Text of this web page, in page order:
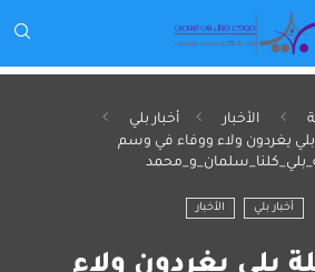
الأخبار
أخبار بلي
بلي يغردون ولاء ووفاء في وسم
أخبار بلي الأخبار